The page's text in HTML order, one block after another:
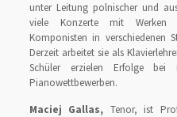
unter Leitung polnischer und
viele Konzerte mit Werken
Komponisten in verschiedenen
Derzeit arbeitet sie als
Schüler erzielen Erfolge bei
Pianowettbewerben.
Maciej Gallas, Tenor, ist